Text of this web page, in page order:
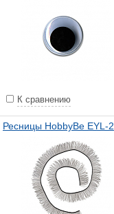
К сравнению
Ресницы HobbyBe EYL-2